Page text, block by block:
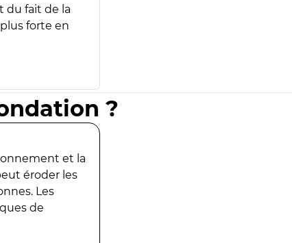
du fait de la
forte en
?
et la
éroder les
Les
de